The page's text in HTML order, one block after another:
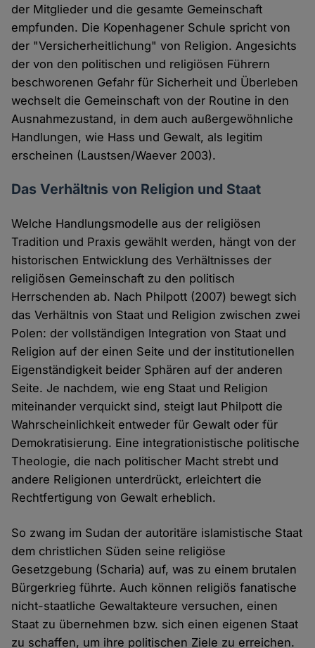
der Mitglieder und die gesamte Gemeinschaft
empfunden. Die Kopenhagener Schule spricht von
der "Versicherheitlichung" von Religion. Angesichts
der von den politischen und religiösen Führern
beschworenen Gefahr für Sicherheit und Überleben
wechselt die Gemeinschaft von der Routine in den
Ausnahmezustand, in dem auch außergewöhnliche
Handlungen, wie Hass und Gewalt, als legitim
erscheinen (Laustsen/Waever 2003).
Das Verhältnis von Religion und Staat
Welche Handlungsmodelle aus der religiösen
Tradition und Praxis gewählt werden, hängt von der
historischen Entwicklung des Verhältnisses der
religiösen Gemeinschaft zu den politisch
Herrschenden ab. Nach Philpott (2007) bewegt sich
das Verhältnis von Staat und Religion zwischen zwei
Polen: der vollständigen Integration von Staat und
Religion auf der einen Seite und der institutionellen
Eigenständigkeit beider Sphären auf der anderen
Seite. Je nachdem, wie eng Staat und Religion
miteinander verquickt sind, steigt laut Philpott die
Wahrscheinlichkeit entweder für Gewalt oder für
Demokratisierung. Eine integrationistische politische
Theologie, die nach politischer Macht strebt und
andere Religionen unterdrückt, erleichtert die
Rechtfertigung von Gewalt erheblich.
So zwang im Sudan der autoritäre islamistische Staat
dem christlichen Süden seine religiöse
Gesetzgebung (Scharia) auf, was zu einem brutalen
Bürgerkrieg führte. Auch können religiös fanatische
nicht-staatliche Gewaltakteure versuchen, einen
Staat zu übernehmen bzw. sich einen eigenen Staat
zu schaffen, um ihre politischen Ziele zu erreichen.